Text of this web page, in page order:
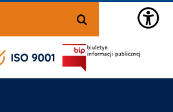
ISO
9001